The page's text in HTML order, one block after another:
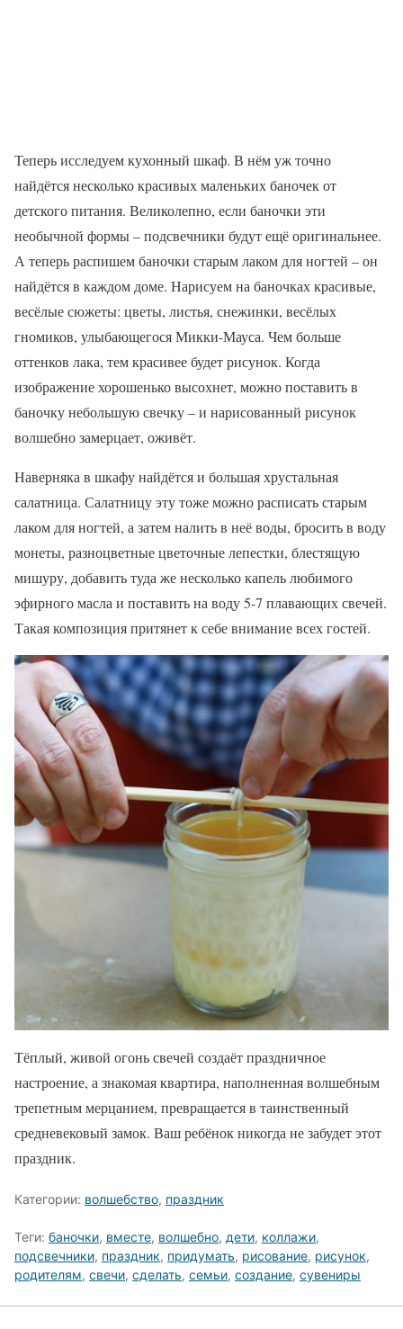
Теперь исследуем кухонный шкаф. В нём уж точно
найдётся несколько красивых маленьких баночек от
детского питания. Великолепно, если баночки эти
необычной формы – подсвечники будут ещё оригинальнее.
А теперь распишем баночки старым лаком для ногтей – он
найдётся в каждом доме. Нарисуем на баночках красивые,
весёлые сюжеты: цветы, листья, снежинки, весёлых
гномиков, улыбающегося Микки-Мауса. Чем больше
оттенков лака, тем красивее будет рисунок. Когда
изображение хорошенько высохнет, можно поставить в
баночку небольшую свечку – и нарисованный рисунок
волшебно замерцает, оживёт.
Наверняка в шкафу найдётся и большая хрустальная
салатница. Салатницу эту тоже можно расписать старым
лаком для ногтей, а затем налить в неё воды, бросить в воду
монеты, разноцветные цветочные лепестки, блестящую
мишуру, добавить туда же несколько капель любимого
эфирного масла и поставить на воду 5-7 плавающих свечей.
Такая композиция притянет к себе внимание всех гостей.
Тёплый, живой огонь свечей создаёт праздничное
настроение, а знакомая квартира, наполненная волшебным
трепетным мерцанием, превращается в таинственный
средневековый замок. Ваш ребёнок никогда не забудет этот
праздник.
Категории: волшебство, праздник
Теги: баночки, вместе, волшебно, дети, коллажи,
подсвечники, праздник, придумать, рисование, рисунок,
родителям, свечи, сделать, семьи, создание, сувениры